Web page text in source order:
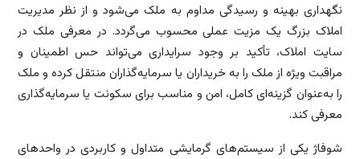
نگهداری بهینه و رسیدگی مداوم به ملک می‌شود و از نظر مدیریت
املاک بزرگ یک مزیت عملی محسوب می‌گردد. در معرفی ملک در
سایت املاک، تأکید بر وجود سرایداری می‌تواند حس اطمینان و
مراقبت ویژه از ملک را به خریداران یا سرمایه‌گذاران منتقل کرده و ملک
را به‌عنوان گزینه‌ای کامل، امن و مناسب برای سکونت یا سرمایه‌گذاری
معرفی کند.
شوفاژ یکی از سیستم‌های گرمایشی متداول و کاربردی در واحدهای